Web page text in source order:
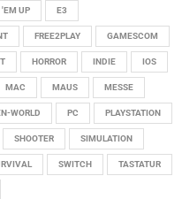
'EM UP E3
FREE2PLAY GAMESCOM
HORROR INDIE IOS
MAC MAUS MESSE
WORLD PC PLAYSTATION
SHOOTER SIMULATION
SWITCH TASTATUR